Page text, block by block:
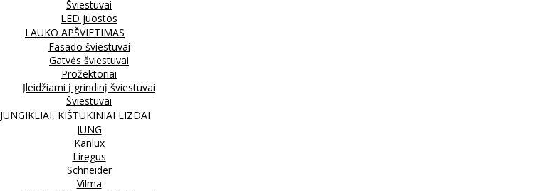
Šviestuvai
LED juostos
LAUKO APŠVIETIMAS
Fasado šviestuvai
Gatvės šviestuvai
Prožektoriai
Įleidžiami į grindinį šviestuvai
Šviestuvai
JUNGIKLIAI, KIŠTUKINIAI LIZDAI
JUNG
Kanlux
Liregus
Schneider
Vilma